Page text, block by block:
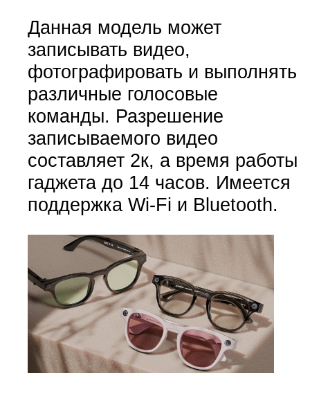
Данная модель может
записывать видео,
фотографировать и выполнять
различные голосовые
команды. Разрешение
записываемого видео
составляет 2к, а время работы
гаджета до 14 часов. Имеется
поддержка Wi-Fi и Bluetooth.